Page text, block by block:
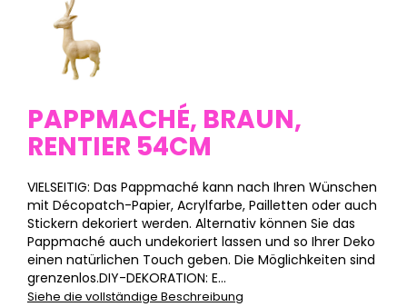
PAPPMACHÉ, BRAUN,
RENTIER 54CM
VIELSEITIG: Das Pappmaché kann nach Ihren Wünschen
mit Décopatch-Papier, Acrylfarbe, Pailletten oder auch
Stickern dekoriert werden. Alternativ können Sie das
Pappmaché auch undekoriert lassen und so Ihrer Deko
einen natürlichen Touch geben. Die Möglichkeiten sind
grenzenlos.DIY-DEKORATION: E...
Siehe die vollständige Beschreibung